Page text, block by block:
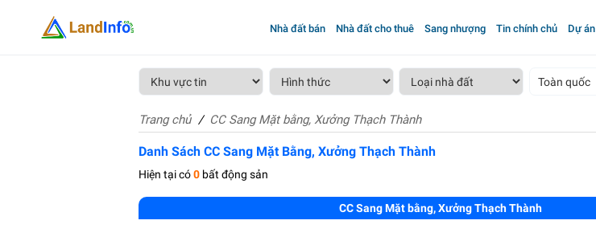
Nhà đất bán Nhà đất cho thuê Sang nhượng Tin chính chủ Dự án
Toàn quốc
Trang chủ CC Sang Mặt bằng, Xưởng Thạch Thành
Danh Sách CC Sang Mặt Bằng, Xưởng Thạch Thành
Hiện tại có0 bất động sản
CC Sang Mặt bằng, Xưởng Thạch Thành